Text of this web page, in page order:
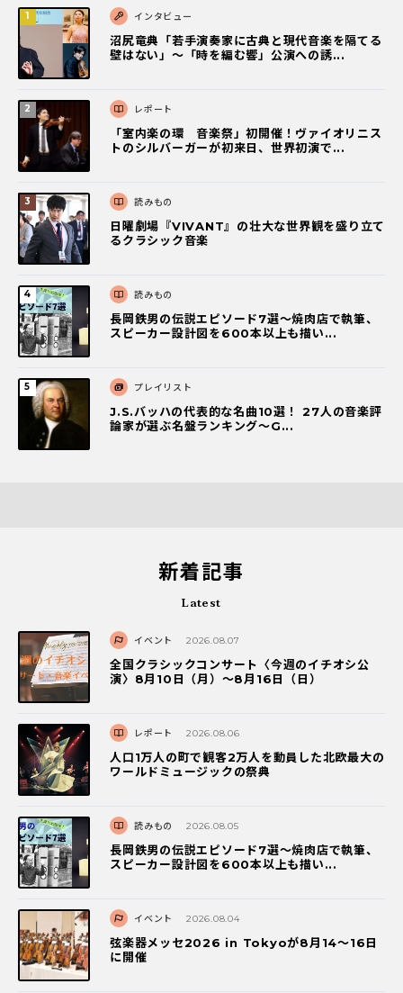
インタビュー
沼尻竜典「若手演奏家に古典と現代音楽を隔てる
壁はない」～「時を編む響」公演への誘...
レポート
「室内楽の環 音楽祭」初開催！ヴァイオリニス
トのシルバーガーが初来日、世界初演で...
読みもの
日曜劇場『VIVANT』の壮大な世界観を盛り立て
るクラシック音楽
読みもの
長岡鉄男の伝説エピソード7選〜焼肉店で執筆、
スピーカー設計図を600本以上も描い...
プレイリスト
J.S.バッハの代表的な名曲10選！ 27人の音楽評
論家が選ぶ名盤ランキング〜G...
新着記事
Latest
イベント 2026.08.07
全国クラシックコンサート〈今週のイチオシ公
演〉8月10日（月）～8月16日（日）
レポート 2026.08.06
人口1万人の町で観客2万人を動員した北欧最大の
ワールドミュージックの祭典
読みもの 2026.08.05
長岡鉄男の伝説エピソード7選〜焼肉店で執筆、
スピーカー設計図を600本以上も描い...
イベント 2026.08.04
弦楽器メッセ2026 in Tokyoが8月14～16日
に開催